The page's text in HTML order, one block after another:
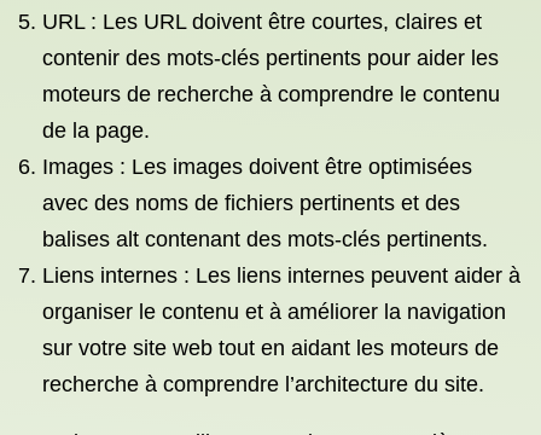
URL : Les URL doivent être courtes, claires et
contenir des mots-clés pertinents pour aider les
moteurs de recherche à comprendre le contenu
de la page.
Images : Les images doivent être optimisées
avec des noms de fichiers pertinents et des
balises alt contenant des mots-clés pertinents.
Liens internes : Les liens internes peuvent aider à
organiser le contenu et à améliorer la navigation
sur votre site web tout en aidant les moteurs de
recherche à comprendre l’architecture du site.